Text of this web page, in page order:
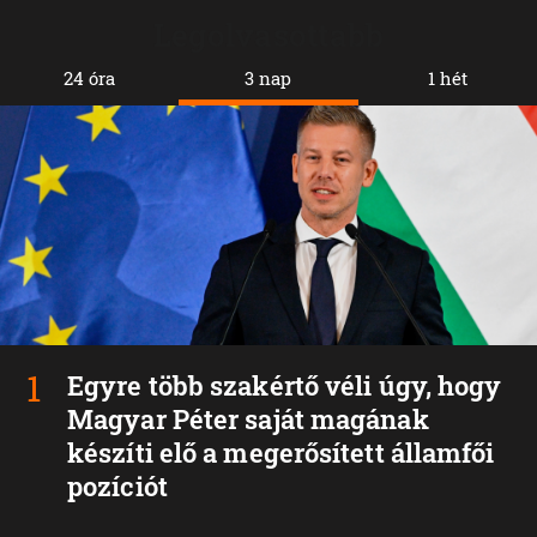
24 óra 3 nap
Egyre több szakértő véli úgy, hogy
Magyar Péter saját magának
készíti elő a megerősített államfői
pozíciót
1 hét